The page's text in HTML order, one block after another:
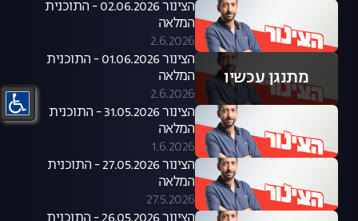
הצינור 02.06.2026 - התוכנית
המלאה
2.6.2026
מתנגן עכשיו
הצינור 01.06.2026 - התוכנית
המלאה
2.6.2026
הצינור 31.05.2026 - התוכנית
המלאה
1.6.2026
הצינור 27.05.2026 - התוכנית
המלאה
27.5.2026